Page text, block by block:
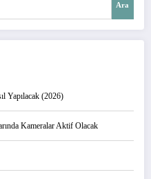
Ara
Yapılacak (2026)
Kameralar Aktif Olacak